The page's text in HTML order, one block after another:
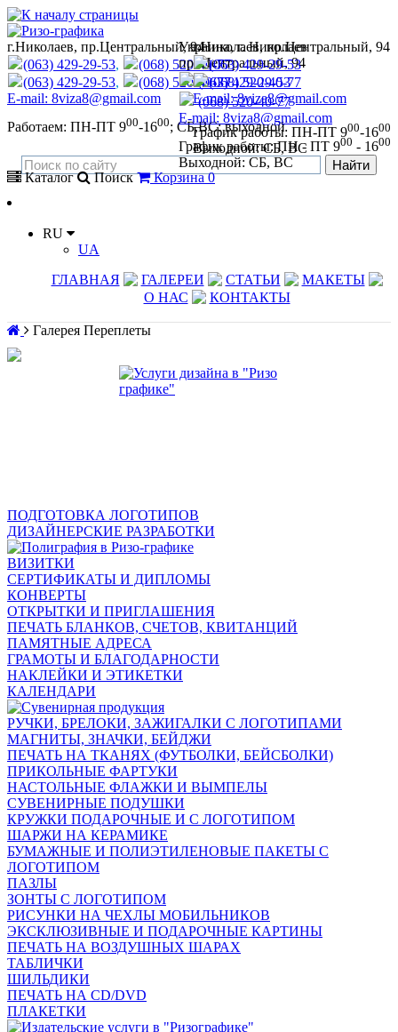
Украина,г. Николаев
пр. Центральный, 94
(063) 429-29-53
(068) 520-40-77
E-mail: 8viza8@gmail.com
График работы: ПН - ПТ 900 - 1600
Выходной: СБ, ВС
г.Николаев, пр.Центральный, 94
(063) 429-29-53
(068) 520-40-77
E-mail: 8viza8@gmail.com
График работы: ПН-ПТ 900-1600
Выходной: СБ, ВС
г.Николаев, пр.Центральный, 94
(063) 429-29-53,
(068) 520-40-77
(063) 429-29-53,
(068) 520-40-77
E-mail: 8viza8@gmail.com
Работаем: ПН-ПТ 900-1600; СБ,ВС: выходной
Каталог Поиск Корзина0
RU
UA
ГЛАВНАЯ
ГАЛЕРЕИ СТАТЬИ
МАКЕТЫ
О НАС
КОНТАКТЫ
Галерея Переплеты
ПОДГОТОВКА ЛОГОТИПОВ
ДИЗАЙНЕРСКИЕ РАЗРАБОТКИ
ВИЗИТКИ
СЕРТИФИКАТЫ И ДИПЛОМЫ
КОНВЕРТЫ
ОТКРЫТКИ И ПРИГЛАШЕНИЯ
ПЕЧАТЬ БЛАНКОВ, СЧЕТОВ, КВИТАНЦИЙ
ПАМЯТНЫЕ АДРЕСА
ГРАМОТЫ И БЛАГОДАРНОСТИ
НАКЛЕЙКИ И ЭТИКЕТКИ
КАЛЕНДАРИ
РУЧКИ, БРЕЛОКИ, ЗАЖИГАЛКИ С ЛОГОТИПАМИ
МАГНИТЫ, ЗНАЧКИ, БЕЙДЖИ
ПЕЧАТЬ НА ТКАНЯХ (ФУТБОЛКИ, БЕЙСБОЛКИ)
ПРИКОЛЬНЫЕ ФАРТУКИ
НАСТОЛЬНЫЕ ФЛАЖКИ И ВЫМПЕЛЫ
СУВЕНИРНЫЕ ПОДУШКИ
КРУЖКИ ПОДАРОЧНЫЕ И С ЛОГОТИПОМ
ШАРЖИ НА КЕРАМИКЕ
БУМАЖНЫЕ И ПОЛИЭТИЛЕНОВЫЕ ПАКЕТЫ С
ЛОГОТИПОМ
ПАЗЛЫ
ЗОНТЫ С ЛОГОТИПОМ
РИСУНКИ НА ЧЕХЛЫ МОБИЛЬНИКОВ
ЭКСКЛЮЗИВНЫЕ И ПОДАРОЧНЫЕ КАРТИНЫ
ПЕЧАТЬ НА ВОЗДУШНЫХ ШАРАХ
ТАБЛИЧКИ
ШИЛЬДИКИ
ПЕЧАТЬ НА CD/DVD
ПЛАКЕТКИ